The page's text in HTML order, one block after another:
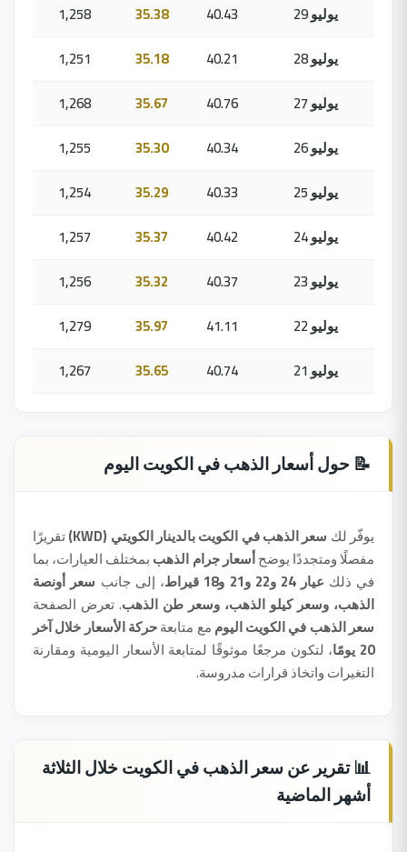
29 يوليو
40.43
35.38
1,258
28 يوليو
40.21
35.18
1,251
27 يوليو
40.76
35.67
1,268
26 يوليو
40.34
35.30
1,255
25 يوليو
40.33
35.29
1,254
24 يوليو
40.42
35.37
1,257
23 يوليو
40.37
35.32
1,256
22 يوليو
41.11
35.97
1,279
21 يوليو
40.74
35.65
1,267
📝 حول أسعار الذهب في الكويت اليوم
يوفّر لك سعر الذهب في الكويت بالدينار الكويتي (KWD)
تقريرًا
مفصلًا ومتجددًا يوضحأسعار جرام الذهببمختلف العيارات، بما
في ذلك عيار 24 و22 و21 و18 قيراط ، إلى جانب سعر أونصة
الذهب، وسعر كيلو الذهب، وسعر طن الذهب. تعرض الصفحة
سعر الذهب في الكويت اليوممع متابعةحركة الأسعار خلال آخر
20 يومًا
، لتكون مرجعًا موثوقًا لمتابعة الأسعار اليومية ومقارنة
التغيرات واتخاذ قرارات مدروسة.
📊 تقرير عن سعر الذهب في الكويت خلال الثلاثة
أشهر الماضية